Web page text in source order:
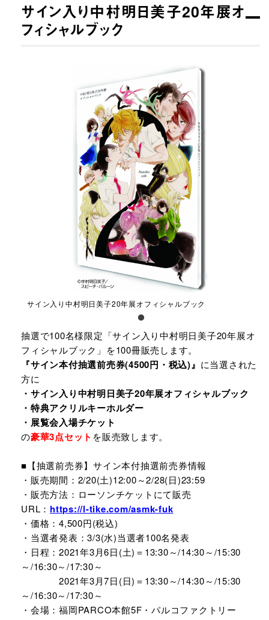
サイン入り中村明日美子20年展オ
フィシャルブック
サイン入り中村明日美子20年展オフィシャルブック
抽選で100名様限定「サイン入り中村明日美子20年展オ
フィシャルブック」を100冊販売します。
『サイン本付抽選前売券(4500円・税込)』 に当選された
方に
・サイン入り中村明日美子20年展オフィシャルブック
・特典アクリルキーホルダー
・展覧会入場チケット
の豪華3点セット を販売致します。
■【抽選前売券】サイン本付抽選前売券情報
・販売期間： 2/20(土)12:00～2/28(日)23:59
・販売方法：ローソンチケットにて販売
URL： https://l-tike.com/asmk-fuk
・価格：4,500円(税込)
・当選者発表：3/3(水)当選者100名発表
・日程：2021年3月6日(土)＝13:30～/14:30～/15:30
～/16:30～/17:30～
2021年3月7日(日) ＝13:30～/14:30～/15:30
～/16:30～/17:30～
・会場：福岡PARCO本館5F・パルコファクトリー